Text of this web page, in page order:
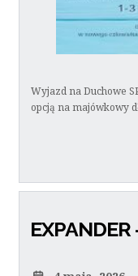
Wyjazd na Duchowe
opcją na majówkowy